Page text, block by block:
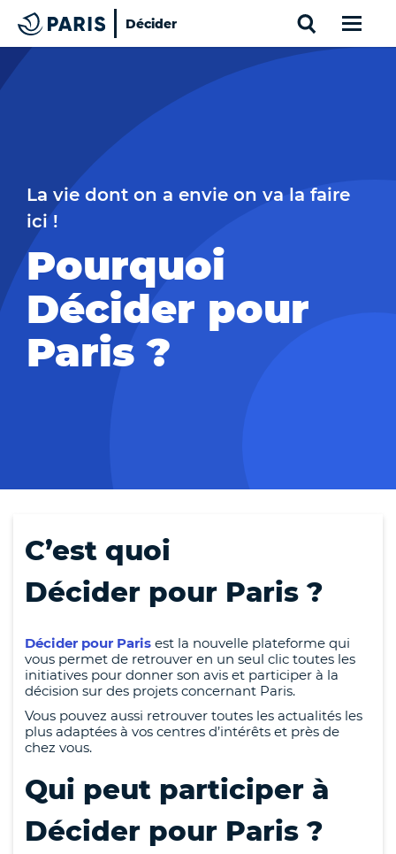
Cookies management panel
Top of the page
Paris
Décider
La vie dont on a envie on va la faire
ici !
Pourquoi
Décider pour
Paris ?
C’est quoi
Décider pour Paris ?
Décider pour Parisest la nouvelle plateforme qui
vous permet de retrouver en un seul clic toutes les
initiatives pour donner son avis et participer à la
décision sur des projets concernant Paris.
Vous pouvez aussi retrouver toutes les actualités les
plus adaptées à vos centres d’intérêts et près de
chez vous.
Qui peut participer à
Décider pour Paris ?